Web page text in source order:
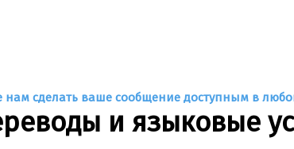
нам сделать ваше сообщение доступным в
и языковые